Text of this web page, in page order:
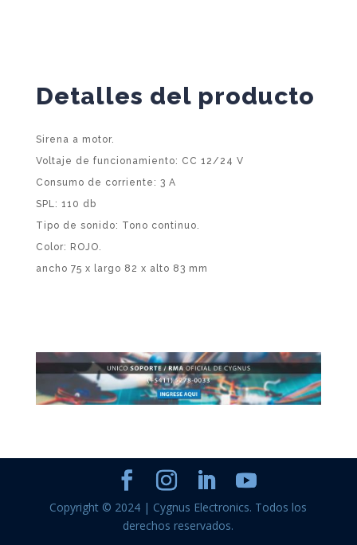
Detalles del producto
Sirena a motor.
Voltaje de funcionamiento: CC 12/24 V
Consumo de corriente: 3 A
SPL: 110 db
Tipo de sonido: Tono continuo.
Color: ROJO.
ancho 75 x largo 82 x alto 83 mm
Copyright © 2024 | Cygnus Electronics. Todos los
derechos reservados.